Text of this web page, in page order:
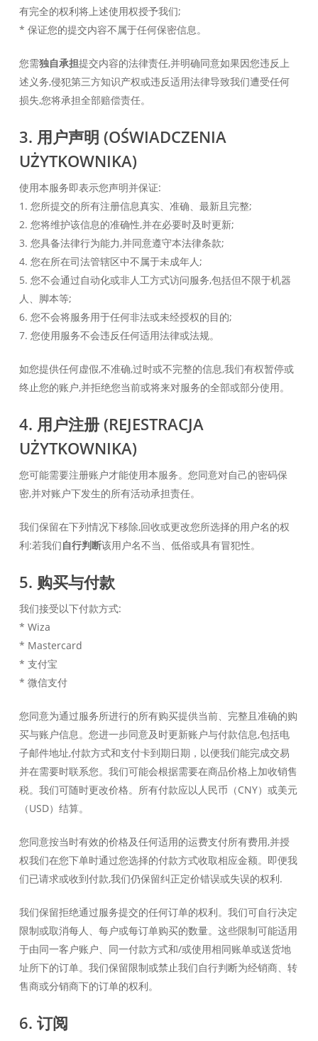
有完全的权利将上述使用权授予我们;
* 保证您的提交内容不属于任何保密信息。
您需独自承担提交内容的法律责任,并明确同意如果因您违反上
述义务,侵犯第三方知识产权或违反适用法律导致我们遭受任何
损失,您将承担全部赔偿责任。
3. 用户声明 (OŚWIADCZENIA
UŻYTKOWNIKA)
使用本服务即表示您声明并保证:
1. 您所提交的所有注册信息真实、准确、最新且完整;
2. 您将维护该信息的准确性,并在必要时及时更新;
3. 您具备法律行为能力,并同意遵守本法律条款;
4. 您在所在司法管辖区中不属于未成年人;
5. 您不会通过自动化或非人工方式访问服务,包括但不限于机器
人、脚本等;
6. 您不会将服务用于任何非法或未经授权的目的;
7. 您使用服务不会违反任何适用法律或法规。
如您提供任何虚假,不准确,过时或不完整的信息,我们有权暂停或
终止您的账户,并拒绝您当前或将来对服务的全部或部分使用。
4. 用户注册 (REJESTRACJA
UŻYTKOWNIKA)
您可能需要注册账户才能使用本服务。您同意对自己的密码保
密,并对账户下发生的所有活动承担责任。
我们保留在下列情况下移除,回收或更改您所选择的用户名的权
利:若我们自行判断该用户名不当、低俗或具有冒犯性。
5. 购买与付款
我们接受以下付款方式:
* Wiza
* Mastercard
* 支付宝
* 微信支付
您同意为通过服务所进行的所有购买提供当前、完整且准确的购
买与账户信息。您进一步同意及时更新账户与付款信息,包括电
子邮件地址,付款方式和支付卡到期日期，以便我们能完成交易
并在需要时联系您。我们可能会根据需要在商品价格上加收销售
税。我们可随时更改价格。所有付款应以人民币（CNY）或美元
（USD）结算。
您同意按当时有效的价格及任何适用的运费支付所有费用,并授
权我们在您下单时通过您选择的付款方式收取相应金额。即便我
们已请求或收到付款,我们仍保留纠正定价错误或失误的权利.
我们保留拒绝通过服务提交的任何订单的权利。我们可自行决定
限制或取消每人、每户或每订单购买的数量。这些限制可能适用
于由同一客户账户、同一付款方式和/或使用相同账单或送货地
址所下的订单。我们保留限制或禁止我们自行判断为经销商、转
售商或分销商下的订单的权利。
6. 订阅